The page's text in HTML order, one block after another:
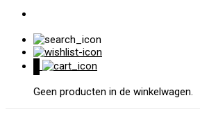
Geen producten in de winkelwagen.